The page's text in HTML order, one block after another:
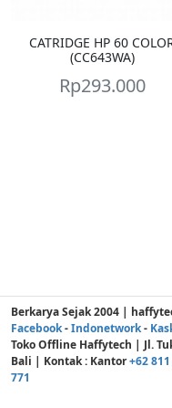
CATRIDGE HP 60
(CC643WA)
Rp293.000
Berkarya Sejak 2004 |
Facebook-Indonetwork-
Toko Offline Haffytech | Jl.
Bali | Kontak : Kantor+62
771